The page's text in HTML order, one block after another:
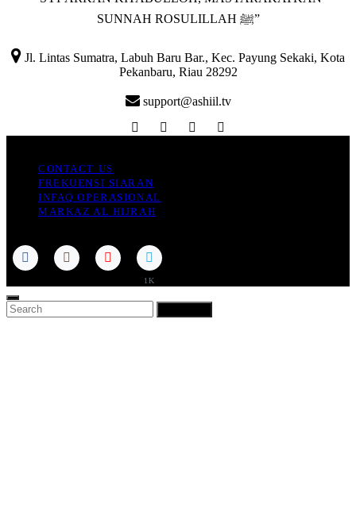
SUNNAH ROSULILLAH ﷺ”
 Jl. Lintas Sumatra, Labuh Baru Bar., Kec. Payung Sekaki, Kota
Pekanbaru, Riau 28292
support@ashiil.tv
CONTACT US
FREKUENSI SIARAN
INFAQ OPERASIONAL
MARKAZ AL HIJRAH
1K
SEARCH
FOR: